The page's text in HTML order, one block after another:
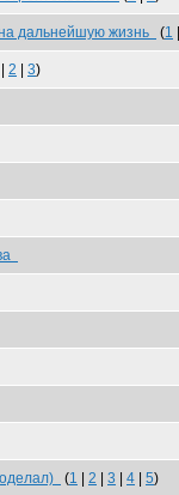
дальнейшую жизнь (1
2 3)
(1 2 3 4 5)